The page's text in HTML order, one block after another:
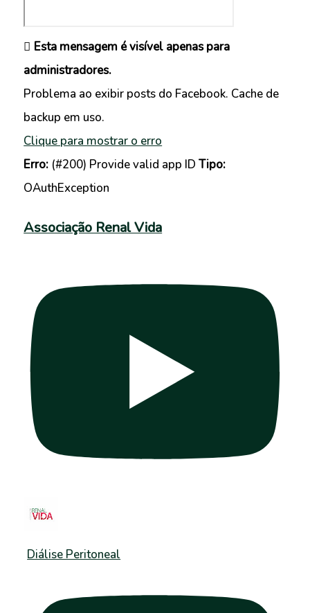
Esta mensagem é visível apenas para
administradores.
Problema ao exibir posts do Facebook. Cache de
backup em uso.
Clique para mostrar o erro
Erro: (#200) Provide valid app IDTipo:
OAuthException
Associação Renal Vida
Diálise Peritoneal